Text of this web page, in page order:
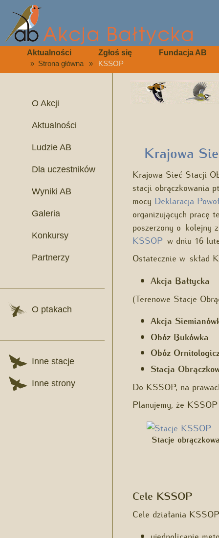
Aktualności Zgłoś się Fundacja AB
» Strona główna » KSSOP
O Akcji
Aktualności
Ludzie AB
Dla uczestników
Wyniki AB
Galeria
Konkursy
Partnerzy
O ptakach
Inne stacje
Inne strony
Krajowa
Krajowa Sieć Stacji
stacji obrączkowania
mocy Deklaracja
organizujących pracę
poszerzony o kolejny
KSSOP w dniu 16
Ostatecznie w skład
Akcja Bałtycka
(Terenowe Stacje
Akcja
Obóz Bukówka
Obóz
Stacja
Do KSSOP, na
Planujemy, że
Stacje
Cele KSSOP
Cele działania